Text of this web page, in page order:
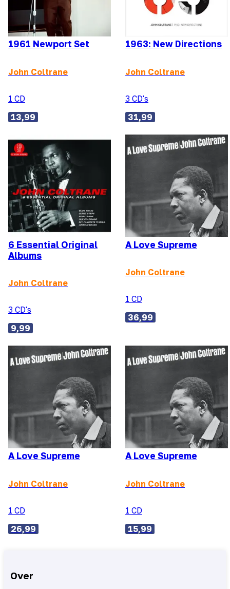
1961 Newport Set
John Coltrane
1 CD
13,99
1963: New Directions
John Coltrane
3 CD's
31,99
6 Essential Original
Albums
John Coltrane
3 CD's
9,99
A Love Supreme
John Coltrane
1 CD
36,99
A Love Supreme
John Coltrane
1 CD
26,99
A Love Supreme
John Coltrane
1 CD
15,99
Over